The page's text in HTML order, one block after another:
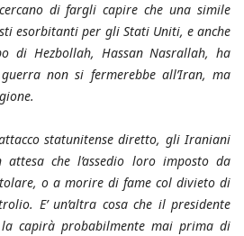
di fargli capire che una simile
esorbitanti per gli Stati Uniti, e anche
Hezbollah, Hassan Nasrallah, ha
non si fermerebbe all’Iran, ma
statunitense diretto, gli Iraniani
che l’assedio loro imposto da
o a morire di fame col divieto di
E’ un’altra cosa che il presidente
la capirà probabilmente mai prima di